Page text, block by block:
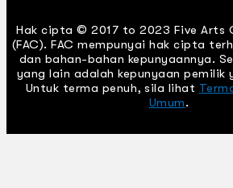
Hak cipta © 2017 to 2023 Five Arts
(FAC). FAC mempunyai hak cipta
dan bahan-bahan kepunyaannya.
yang lain adalah kepunyaan pemilik
Untuk terma penuh, sila lihat
Umum.